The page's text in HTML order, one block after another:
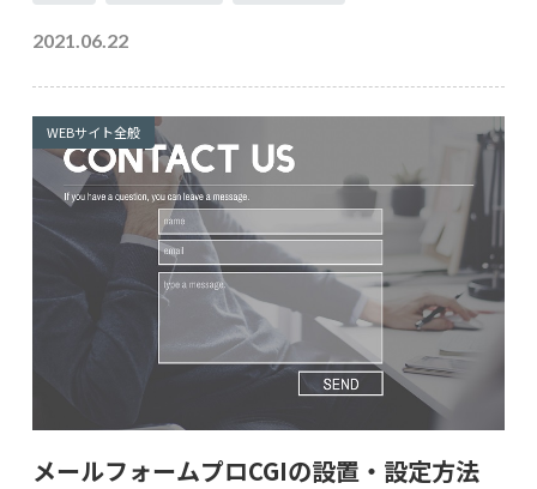
2021.06.22
WEBサイト全般
メールフォームプロCGIの設置・設定方法